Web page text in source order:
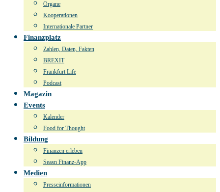
Organe
Kooperationen
Internationale Partner
Finanzplatz
Zahlen, Daten, Fakten
BREXIT
Frankfurt Life
Podcast
Magazin
Events
Kalender
Food for Thought
Bildung
Finanzen erleben
Seasn Finanz-App
Medien
Presseinformationen